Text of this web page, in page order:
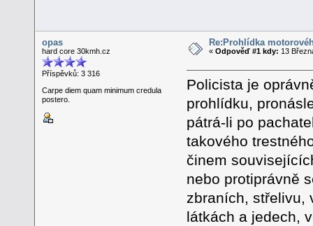
opas
hard core 30kmh.cz
Příspěvků: 3 316
Carpe diem quam minimum credula
postero.
Re:Prohlídka
«Odpověď #1 kdy: 13
Policista je
prohlídku,
pátrá-li po
takového
činem
nebo protiprávně
zbraních, střelivu,
látkách a jedech,